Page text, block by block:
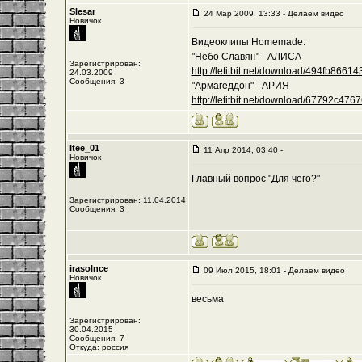
Slesar
Новичок
Зарегистрирован:
24.03.2009
Сообщения: 3
24 Мар 2009, 13:33 - Делаем видео
Видеоклипы Homemade:
"Небо Славян" - АЛИСА
http://letitbit.net/download/
"Армагеддон" - АРИЯ
http://letitbit.net/download/
Itee_01
Новичок
Зарегистрирован: 11.04.2014
Сообщения: 3
11 Апр 2014, 03:40 -
Главный вопрос "Для чего?"
irasolnce
Новичок
Зарегистрирован:
30.04.2015
Сообщения: 7
Откуда: россия
09 Июл 2015, 18:01 - Делаем видео
весьма